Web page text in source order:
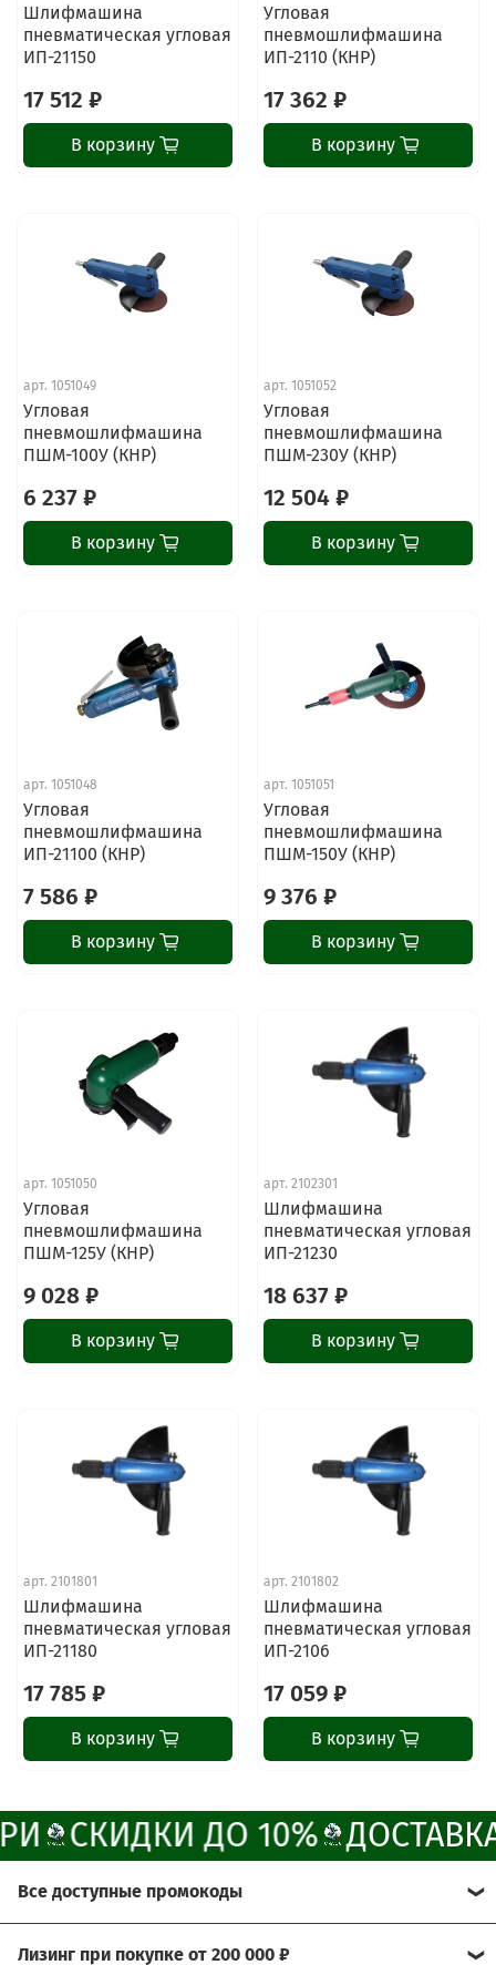
Шлифмашина
пневматическая угловая
ИП-21150
17 512 ₽
В корзину
Угловая
пневмошлифмашина
ИП-2110 (КНР)
17 362 ₽
В корзину
арт. 1051049
Угловая
пневмошлифмашина
ПШМ-100У (КНР)
6 237 ₽
В корзину
арт. 1051052
Угловая
пневмошлифмашина
ПШМ-230У (КНР)
12 504 ₽
В корзину
арт. 1051048
Угловая
пневмошлифмашина
ИП-21100 (КНР)
7 586 ₽
В корзину
арт. 1051051
Угловая
пневмошлифмашина
ПШМ-150У (КНР)
9 376 ₽
В корзину
арт. 1051050
Угловая
пневмошлифмашина
ПШМ-125У (КНР)
9 028 ₽
В корзину
арт. 2102301
Шлифмашина
пневматическая угловая
ИП-21230
18 637 ₽
В корзину
арт. 2101801
Шлифмашина
пневматическая угловая
ИП-21180
17 785 ₽
В корзину
арт. 2101802
Шлифмашина
пневматическая угловая
ИП-2106
17 059 ₽
В корзину
СКИДКИ ДО 10%
Все доступные промокоды
Лизинг при покупке от 200 000 ₽
ChatApp
online
Свяжитесь с нами через любой удобный
мессенджер!
Отдел продаж и сервис
Позвонить
Группа Вконтакте